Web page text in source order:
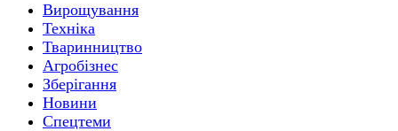
Вирощування
Техніка
Тваринництво
Агробізнес
Зберігання
Новини
Спецтеми